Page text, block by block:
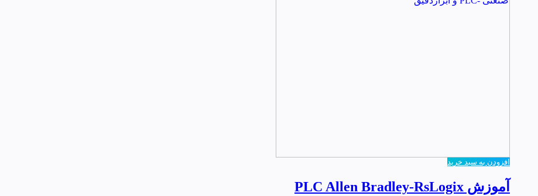
افزودن به سبد خرید
آموزش PLC Allen Bradley-RsLogix